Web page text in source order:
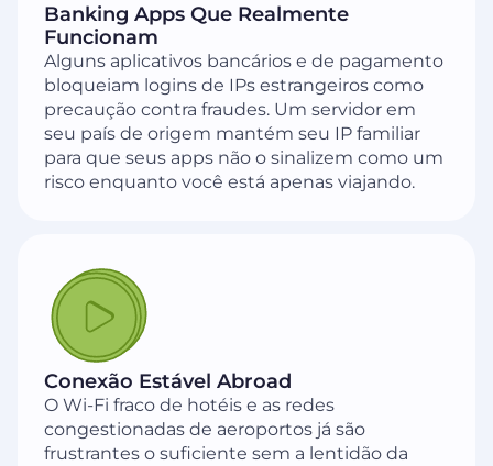
Banking Apps Que Realmente
Funcionam
Alguns aplicativos bancários e de pagamento
bloqueiam logins de IPs estrangeiros como
precaução contra fraudes. Um servidor em
seu país de origem mantém seu IP familiar
para que seus apps não o sinalizem como um
risco enquanto você está apenas viajando.
Conexão Estável Abroad
O Wi-Fi fraco de hotéis e as redes
congestionadas de aeroportos já são
frustrantes o suficiente sem a lentidão da